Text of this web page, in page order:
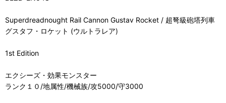
Superdreadnought Rail Cannon Gustav Rocket / 超弩級砲塔列車
グスタフ・ロケット (ウルトラレア)
1st Edition
エクシーズ・効果モンスター
ランク１０/地属性/機械族/攻5000/守3000